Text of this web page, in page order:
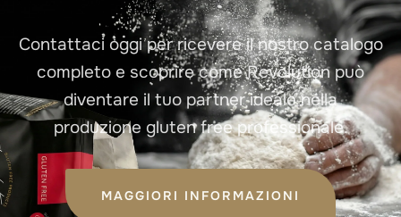
Contattaci oggi per ricevere il nostro catalogo
completo e scoprire come Revolution può
diventare il tuo partner ideale nella
produzione gluten free professionale.
MAGGIORI INFORMAZIONI